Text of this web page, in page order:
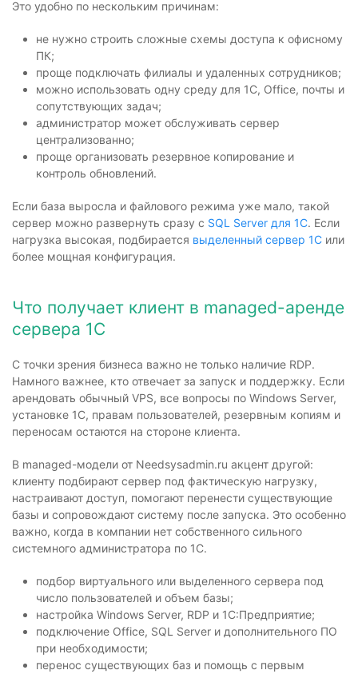
Это удобно по нескольким причинам:
не нужно строить сложные схемы доступа к офисному
ПК;
проще подключать филиалы и удаленных сотрудников;
можно использовать одну среду для 1С, Office, почты и
сопутствующих задач;
администратор может обслуживать сервер
централизованно;
проще организовать резервное копирование и
контроль обновлений.
Если база выросла и файлового режима уже мало, такой
сервер можно развернуть сразу с SQL Server для 1С. Если
нагрузка высокая, подбирается выделенный сервер 1С или
более мощная конфигурация.
Что получает клиент в managed-аренде
сервера 1С
С точки зрения бизнеса важно не только наличие RDP.
Намного важнее, кто отвечает за запуск и поддержку. Если
арендовать обычный VPS, все вопросы по Windows Server,
установке 1С, правам пользователей, резервным копиям и
переносам остаются на стороне клиента.
В managed-модели от Needsysadmin.ru акцент другой:
клиенту подбирают сервер под фактическую нагрузку,
настраивают доступ, помогают перенести существующие
базы и сопровождают систему после запуска. Это особенно
важно, когда в компании нет собственного сильного
системного администратора по 1С.
подбор виртуального или выделенного сервера под
число пользователей и объем базы;
настройка Windows Server, RDP и 1С:Предприятие;
подключение Office, SQL Server и дополнительного ПО
при необходимости;
перенос существующих баз и помощь с первым